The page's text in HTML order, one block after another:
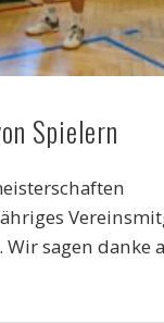
Spielern
Wir sagen danke